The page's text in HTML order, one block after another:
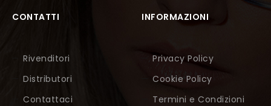
CONTATTI
Rivenditori
Distributori
Contattaci
INFORMAZIONI
Privacy Policy
Cookie Policy
Termini e Condizioni